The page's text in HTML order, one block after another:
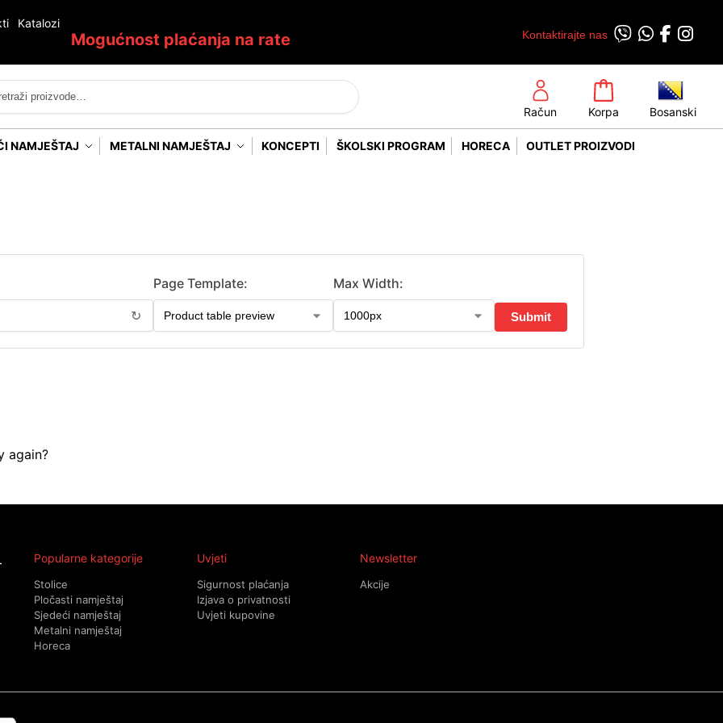
Katalozi
Mogućnost plaćanja na rate Kontaktirajte nas
Pretraži
Račun Korpa Bosanski
NAMJEŠTAJ METALNI NAMJEŠTAJ KONCEPTI ŠKOLSKI PROGRAM HORECA OUTLET PROIZVODI
↻
Page Template: Max Width:
again?
Popularne kategorije
Stolice
Pločasti namještaj
Sjedeći namještaj
Metalni namještaj
Horeca
Uvjeti
Sigurnost plaćanja
Izjava o privatnosti
Uvjeti kupovine
Newsletter
Akcije